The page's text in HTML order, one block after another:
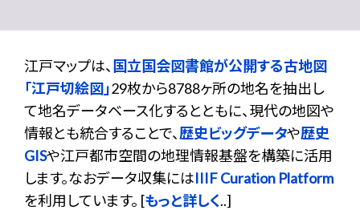
江戸マップは、 国立国会図書館が公開する古地図
「江戸切絵図」29枚から8788ヶ所の地名を抽出し
て地名データベース化するとともに、現代の地図や
情報とも統合することで、歴史ビッグデータや歴史
GISや江戸都市空間の地理情報基盤を構築に活用
します。なおデータ収集にはIIIF Curation Platform
を利用しています。 [もっと詳しく..]